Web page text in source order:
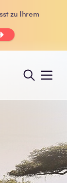
zu Ihrem